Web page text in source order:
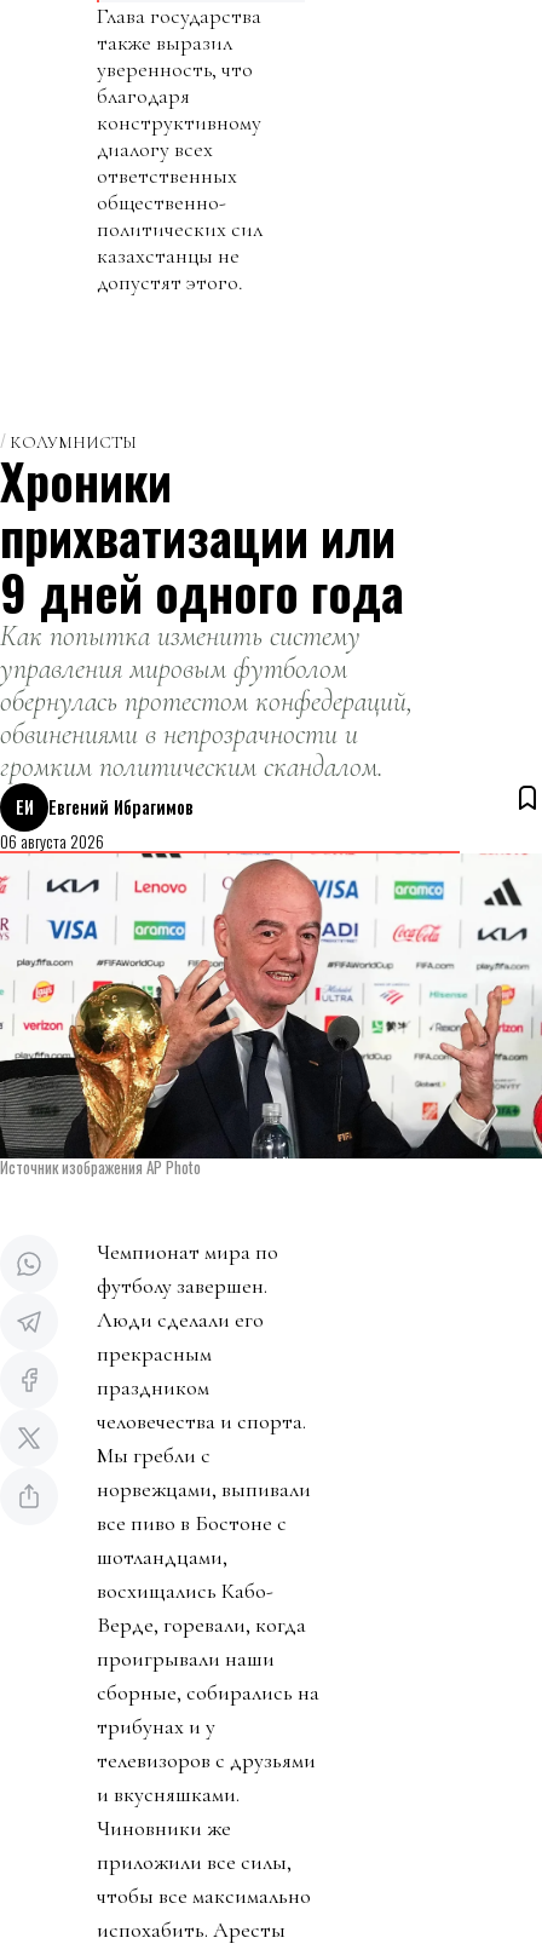
Глава государства
также выразил
уверенность, что
благодаря
конструктивному
диалогу всех
ответственных
общественно-
политических сил
казахстанцы не
допустят этого.
КОЛУМНИСТЫ
Хроники
прихватизации или
9 дней одного года
Как попытка изменить систему
управления мировым футболом
обернулась протестом конфедераций,
обвинениями в непрозрачности и
громким политическим скандалом.
ЕИ
Евгений Ибрагимов
06 августа 2026
Источник изображения AP Photo
Чемпионат мира по
футболу завершен.
Люди сделали его
прекрасным
праздником
человечества и спорта.
Мы гребли с
норвежцами, выпивали
все пиво в Бостоне с
шотландцами,
восхищались Кабо-
Верде, горевали, когда
проигрывали наши
сборные, собирались на
трибунах и у
телевизоров с друзьями
и вкусняшками.
Чиновники же
приложили все силы,
чтобы все максимально
испохабить. Аресты